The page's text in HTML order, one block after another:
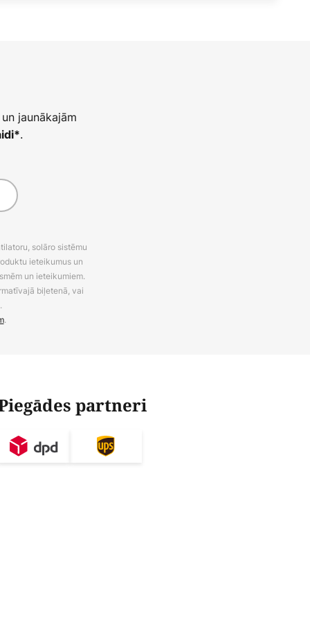
jaunākajām
.
solāro sistēmu
ieteikumus un
un ieteikumiem.
biļetenā, vai
.
.
partneri